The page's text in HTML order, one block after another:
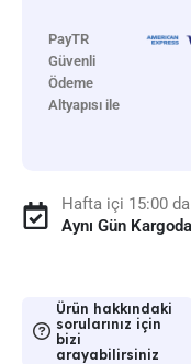
PayTR
Güvenli
Ödeme
Altyapısı ile
Hafta içi 15:00
Aynı Gün Kargoda
Ürün hakkındaki
sorularınız için
bizi
arayabilirsiniz